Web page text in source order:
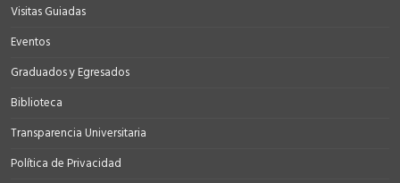
Visitas Guiadas
Eventos
Graduados y Egresados
Biblioteca
Transparencia Universitaria
Política de Privacidad